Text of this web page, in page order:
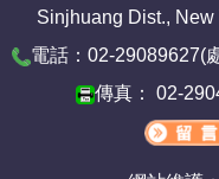
Sinjhuang Dist., New
電話：02-29089627(
傳真： 02-